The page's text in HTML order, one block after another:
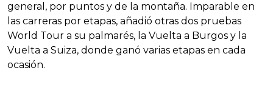
general, por puntos y de la montaña. Imparable en
las carreras por etapas, añadió otras dos pruebas
World Tour a su palmarés, la Vuelta a Burgos y la
Vuelta a Suiza, donde ganó varias etapas en cada
ocasión.